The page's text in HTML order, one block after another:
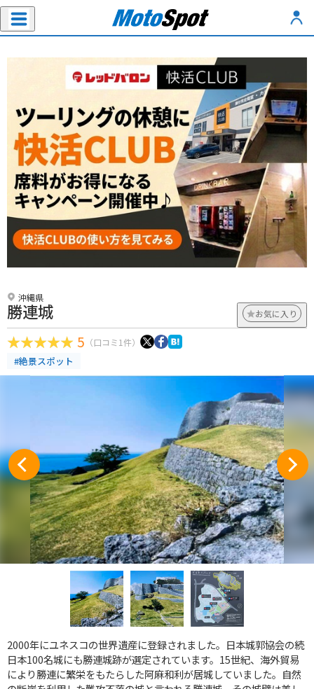
沖縄県
勝連城 お気に入り
5 （口コミ1件）
#絶景スポット
2000年にユネスコの世界遺産に登録されました。日本城郭協会の続
日本100名城にも勝連城跡が選定されています。15世紀、海外貿易
により勝連に繁栄をもたらした阿麻和利が居城していました。自然